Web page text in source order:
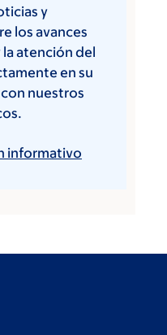
y
los avances
atención del
en su
nuestros
informativo